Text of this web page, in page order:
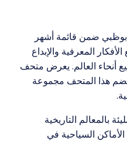
ضمن قائمة أشهر
المعرفية والإبداع
أنحاء العالم. يعرض متحف
هذا المتحف مجموعة
بالمعالم التاريخية
الأماكن السياحية في